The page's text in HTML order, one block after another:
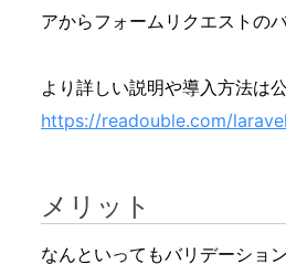
アからフォームリクエストの
より詳しい説明や導入方法は
https://readouble.com/
メリット
なんといってもバリデーショ